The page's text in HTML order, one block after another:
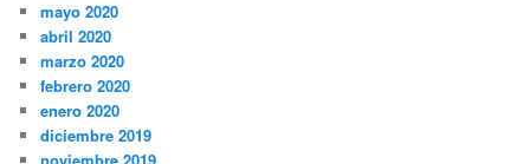
mayo 2020
abril 2020
marzo 2020
febrero 2020
enero 2020
diciembre 2019